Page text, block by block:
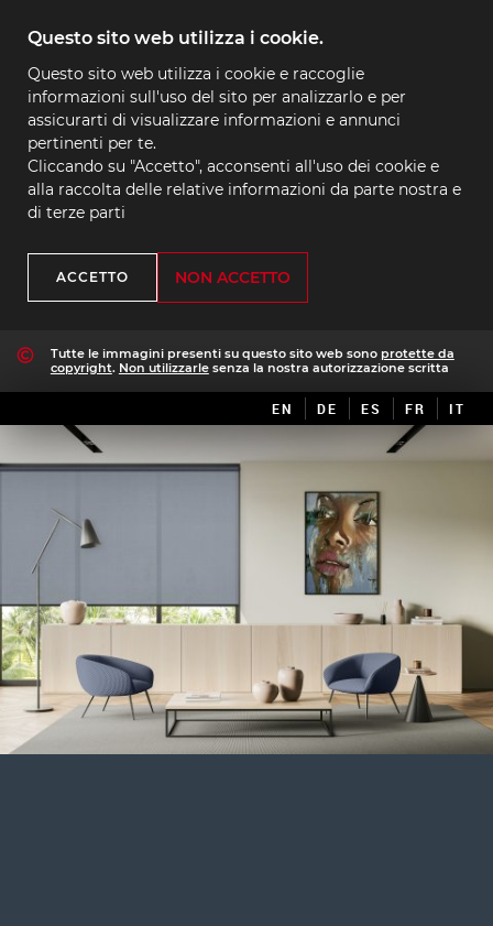
Questo sito web utilizza i cookie.
Questo sito web utilizza i cookie e raccoglie
informazioni sull'uso del sito per analizzarlo e per
assicurarti di visualizzare informazioni e annunci
pertinenti per te.
Cliccando su "Accetto", acconsenti all'uso dei cookie e
alla raccolta delle relative informazioni da parte nostra e
di terze parti
ACCETTO NON ACCETTO
Tutte le immagini presenti su questo sito web sono protette da
copyright. Non utilizzarlesenza la nostra autorizzazione scritta
EN DE ES FR IT